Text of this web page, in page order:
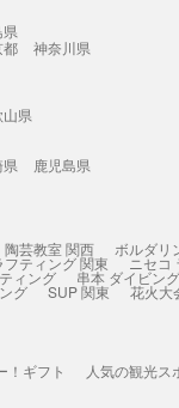
都
神奈川県
県
鹿児島県
芸教室 関西 ボルダリ
フティング 関東 ニセコ
ィング 串本 ダイビング
グ SUP 関東 花火大
！ギフト 人気の観光ス